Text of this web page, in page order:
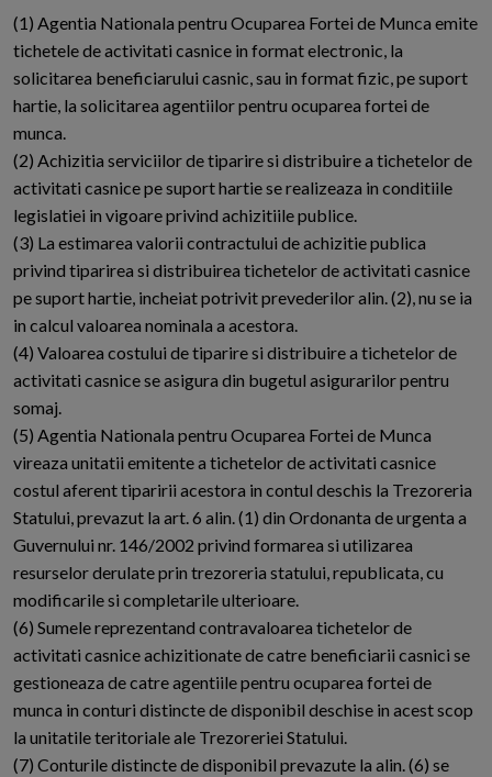
(1) Agentia Nationala pentru Ocuparea Fortei de Munca emite
tichetele de activitati casnice in format electronic, la
solicitarea beneficiarului casnic, sau in format fizic, pe suport
hartie, la solicitarea agentiilor pentru ocuparea fortei de
munca.
(2) Achizitia serviciilor de tiparire si distribuire a tichetelor de
activitati casnice pe suport hartie se realizeaza in conditiile
legislatiei in vigoare privind achizitiile publice.
(3) La estimarea valorii contractului de achizitie publica
privind tiparirea si distribuirea tichetelor de activitati casnice
pe suport hartie, incheiat potrivit prevederilor alin. (2), nu se ia
in calcul valoarea nominala a acestora.
(4) Valoarea costului de tiparire si distribuire a tichetelor de
activitati casnice se asigura din bugetul asigurarilor pentru
somaj.
(5) Agentia Nationala pentru Ocuparea Fortei de Munca
vireaza unitatii emitente a tichetelor de activitati casnice
costul aferent tiparirii acestora in contul deschis la Trezoreria
Statului, prevazut la art. 6 alin. (1) din Ordonanta de urgenta a
Guvernului nr. 146/2002 privind formarea si utilizarea
resurselor derulate prin trezoreria statului, republicata, cu
modificarile si completarile ulterioare.
(6) Sumele reprezentand contravaloarea tichetelor de
activitati casnice achizitionate de catre beneficiarii casnici se
gestioneaza de catre agentiile pentru ocuparea fortei de
munca in conturi distincte de disponibil deschise in acest scop
la unitatile teritoriale ale Trezoreriei Statului.
(7) Conturile distincte de disponibil prevazute la alin. (6) se